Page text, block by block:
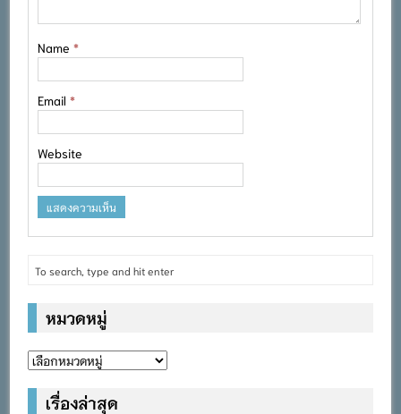
Name*
Email*
Website
หมวดหมู่
หมวด
เรื่องล่าสุด